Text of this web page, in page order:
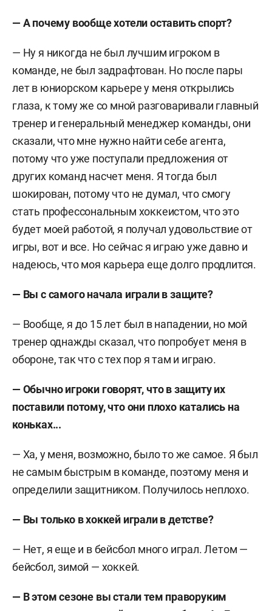
— А почему вообще хотели оставить спорт?
— Ну я никогда не был лучшим игроком в
команде, не был задрафтован. Но после пары
лет в юниорском карьере у меня открылись
глаза, к тому же со мной разговаривали главный
тренер и генеральный менеджер команды, они
сказали, что мне нужно найти себе агента,
потому что уже поступали предложения от
других команд насчет меня. Я тогда был
шокирован, потому что не думал, что смогу
стать профессональным хоккеистом, что это
будет моей работой, я получал удовольствие от
игры, вот и все. Но сейчас я играю уже давно и
надеюсь, что моя карьера еще долго продлится.
— Вы с самого начала играли в защите?
— Вообще, я до 15 лет был в нападении, но мой
тренер однажды сказал, что попробует меня в
обороне, так что с тех пор я там и играю.
— Обычно игроки говорят, что в защиту их
поставили потому, что они плохо катались на
коньках...
— Ха, у меня, возможно, было то же самое. Я был
не самым быстрым в команде, поэтому меня и
определили защитником. Получилось неплохо.
— Вы только в хоккей играли в детстве?
— Нет, я еще и в бейсбол много играл. Летом —
бейсбол, зимой — хоккей.
— В этом сезоне вы стали тем праворуким